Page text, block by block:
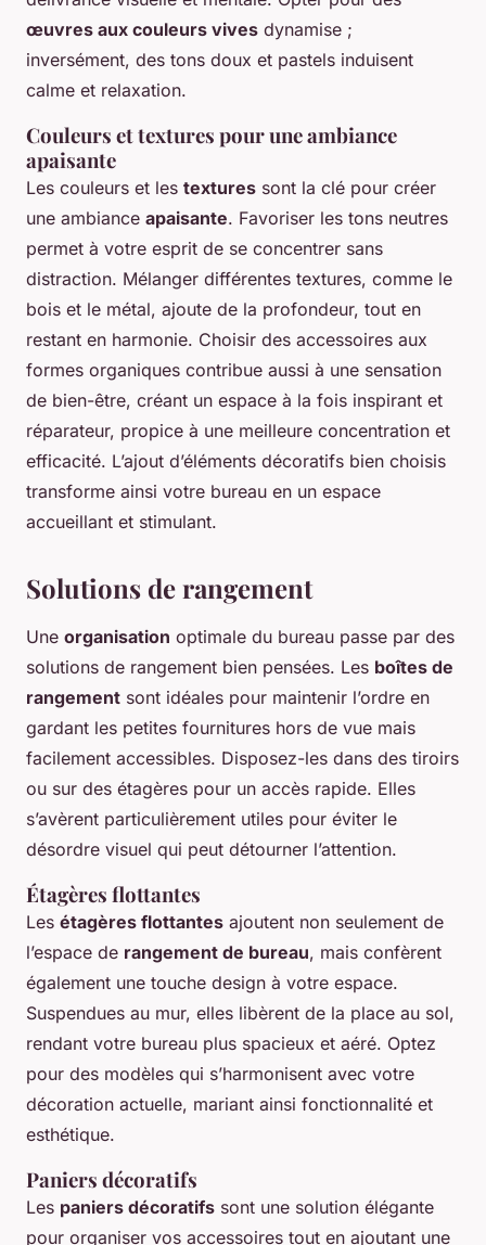
œuvres aux couleurs vives dynamise ;
inversément, des tons doux et pastels induisent
calme et relaxation.
Couleurs et textures pour une ambiance
apaisante
Les couleurs et les textures sont la clé pour créer
une ambiance apaisante. Favoriser les tons neutres
permet à votre esprit de se concentrer sans
distraction. Mélanger différentes textures, comme le
bois et le métal, ajoute de la profondeur, tout en
restant en harmonie. Choisir des accessoires aux
formes organiques contribue aussi à une sensation
de bien-être, créant un espace à la fois inspirant et
réparateur, propice à une meilleure concentration et
efficacité. L’ajout d’éléments décoratifs bien choisis
transforme ainsi votre bureau en un espace
accueillant et stimulant.
Solutions de rangement
Une organisation optimale du bureau passe par des
solutions de rangement bien pensées. Les boîtes de
rangement sont idéales pour maintenir l’ordre en
gardant les petites fournitures hors de vue mais
facilement accessibles. Disposez-les dans des tiroirs
ou sur des étagères pour un accès rapide. Elles
s’avèrent particulièrement utiles pour éviter le
désordre visuel qui peut détourner l’attention.
Étagères flottantes
Les étagères flottantes ajoutent non seulement de
l’espace de rangement de bureau, mais confèrent
également une touche design à votre espace.
Suspendues au mur, elles libèrent de la place au sol,
rendant votre bureau plus spacieux et aéré. Optez
pour des modèles qui s’harmonisent avec votre
décoration actuelle, mariant ainsi fonctionnalité et
esthétique.
Paniers décoratifs
Les paniers décoratifs sont une solution élégante
pour organiser vos accessoires tout en ajoutant une